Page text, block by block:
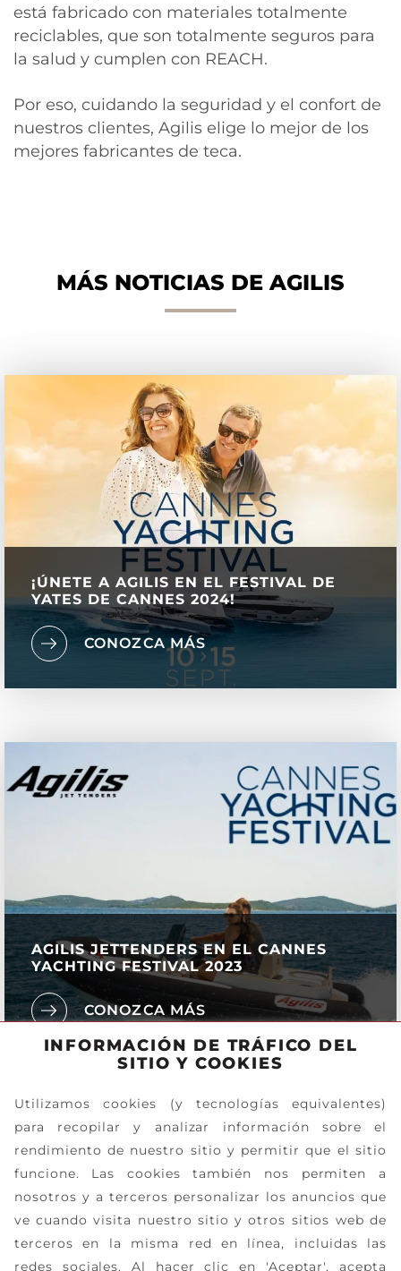
está fabricado con materiales totalmente
reciclables, que son totalmente seguros para
la salud y cumplen con REACH.
Por eso, cuidando la seguridad y el confort de
nuestros clientes, Agilis elige lo mejor de los
mejores fabricantes de teca.
MÁS NOTICIAS DE AGILIS
¡ÚNETE A AGILIS EN EL FESTIVAL DE
YATES DE CANNES 2024!
CONOZCA MÁS
AGILIS JETTENDERS EN EL CANNES
YACHTING FESTIVAL 2023
CONOZCA MÁS
INFORMACIÓN DE TRÁFICO DEL
SITIO Y COOKIES
Utilizamos cookies (y tecnologías equivalentes)
para recopilar y analizar información sobre el
rendimiento de nuestro sitio y permitir que el sitio
funcione. Las cookies también nos permiten a
nosotros y a terceros personalizar los anuncios que
ve cuando visita nuestro sitio y otros sitios web de
terceros en la misma red en línea, incluidas las
redes sociales. Al hacer clic en 'Aceptar', acepta